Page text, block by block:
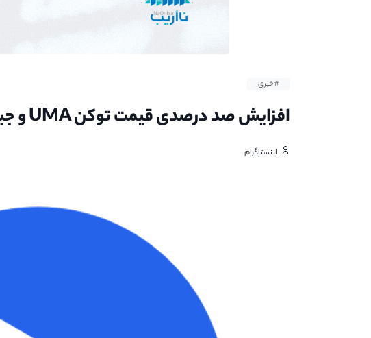
#خبری
افزایش صد درصدی قیمت توکن UMA و جبران تمام ضرر های سال ۲۰۲۲
اینستاگرام